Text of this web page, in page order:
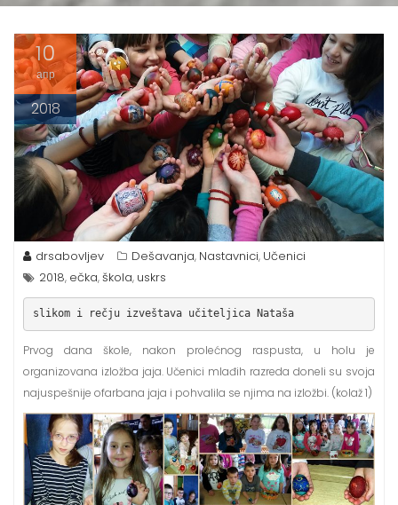
10
апр
2018
drsabovljev Dešavanja, Nastavnici, Učenici
2018, ečka,škola, uskrs
slikom i rečju izveštava učiteljica Nataša
Prvog dana škole, nakon prolećnog raspusta, u holu je
organizovana izložba jaja. Učenici mlađih razreda doneli su svoja
najuspešnije ofarbana jaja i pohvalila se njima na izložbi. (kolaž 1)